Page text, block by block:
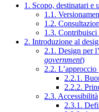
1. Scopo, destinatari e
1.1.
1.2.
1.3. Contribuisci
2. Introduzione al
2.1. Design per
government)
2.2. L’approccio
2.2.1.
2.2.2.
2.3. Accessibilità
2.3.1.